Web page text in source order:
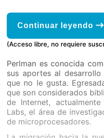
Continuar leyendo
(Acceso libre, no requiere
Perlman es conocida
sus aportes al
que no le gusta.
que son considerados
de Internet,
Labs, el área de
de microprocesadores.